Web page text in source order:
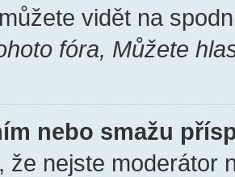
vidět na
fóra, Můžete
nebo smažu
že nejste moderátor